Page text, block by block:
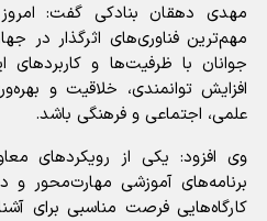
مهدی دهقان بنادکی گفت:
مهم‌ترین فناوری‌های اثرگذار در
جوانان با ظرفیت‌ها و کاربردهای
افزایش توانمندی، خلاقیت و
علمی، اجتماعی و فرهنگی باشد.
وی افزود: یکی از رویکردهای
برنامه‌های آموزشی مهارت‌محور و
کارگاه‌هایی فرصت مناسبی برای